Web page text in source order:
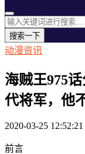
搜索一下
动漫资讯
海贼王975
代将军，他
2020-03-25 12:52:21
前言